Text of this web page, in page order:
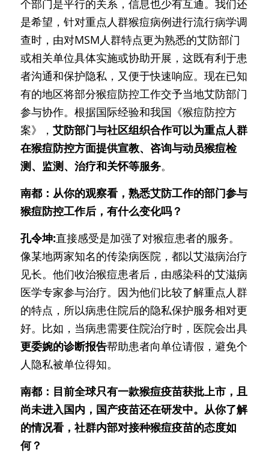
个部门是平行的关系，信息也少有互通。我们还
是希望，针对重点人群猴痘病例进行流行病学调
查时，由对MSM人群特点更为熟悉的艾防部门
或相关单位具体实施或协助开展，这既有利于患
者沟通和保护隐私，又便于快速响应。现在已知
有的地区将部分猴痘防控工作交予当地艾防部门
参与协作。根据国际经验和我国《猴痘防控方
案》， 艾防部门与社区组织合作可以为重点人群
在猴痘防控方面提供宣教、咨询与动员猴痘检
测、监测、治疗和关怀等服务。
南都：从你的观察看，熟悉艾防工作的部门参与
猴痘防控工作后，有什么变化吗？
孔令坤:直接感受是加强了对猴痘患者的服务。
像某地两家知名的传染病医院，都以艾滋病治疗
见长。他们收治猴痘患者后，由感染科的艾滋病
医学专家参与治疗。因为他们比较了解重点人群
的特点，所以病患住院后的隐私保护服务相对更
好。比如，当病患需要住院治疗时，医院会出具
更委婉的诊断报告帮助患者向单位请假，避免个
人隐私被单位得知。
南都：目前全球只有一款猴痘疫苗获批上市，且
尚未进入国内，国产疫苗还在研发中。从你了解
的情况看，社群内部对接种猴痘疫苗的态度如
何？